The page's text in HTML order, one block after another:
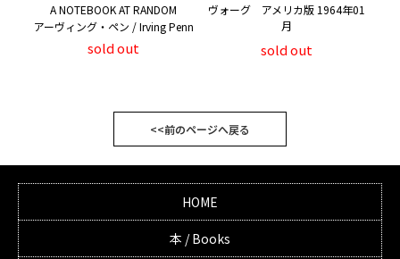
A NOTEBOOK AT RANDOM
アーヴィング・ペン / Irving Penn
sold out
ヴォーグ アメリカ版 1964年01
月
sold out
<<前のページへ戻る
HOME
本 / Books